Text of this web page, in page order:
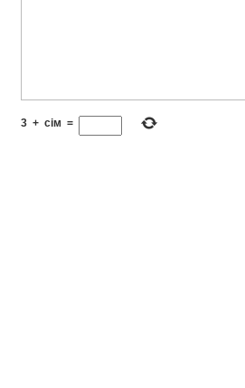
3 + сім =